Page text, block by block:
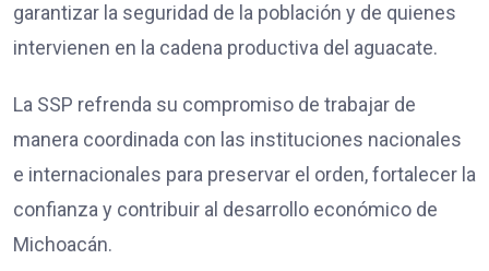
garantizar la seguridad de la población y de quienes
intervienen en la cadena productiva del aguacate.
La SSP refrenda su compromiso de trabajar de
manera coordinada con las instituciones nacionales
e internacionales para preservar el orden, fortalecer la
confianza y contribuir al desarrollo económico de
Michoacán.